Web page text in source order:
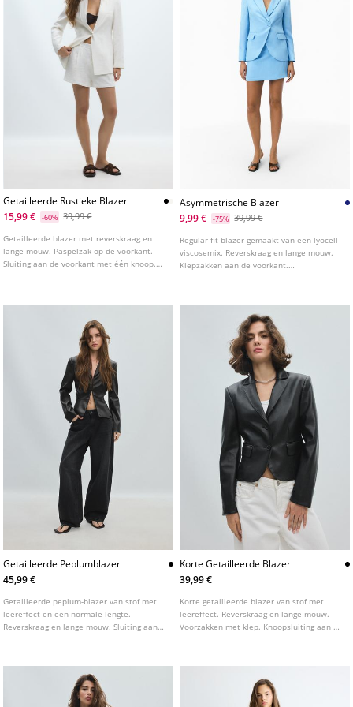
Getailleerde Rustieke Blazer
15,99 €
-60% 39,99 €
Getailleerde blazer met reverskraag en
lange mouw. Paspelzak op de voorkant.
Sluiting aan de voorkant met één knoop.
Asymmetrische Blazer
9,99 €
-75% 39,99 €
Regular fit blazer gemaakt van een lyocell-
viscosemix. Reverskraag en lange mouw.
Klepzakken aan de voorkant.
Getailleerde Peplumblazer
45,99 €
Getailleerde peplum-blazer van stof met
leereffect en een normale lengte.
Reverskraag en lange mouw. Sluiting aan
Korte Getailleerde Blazer
39,99 €
Korte getailleerde blazer van stof met
leereffect. Reverskraag en lange mouw.
Voorzakken met klep. Knoopsluiting aan de